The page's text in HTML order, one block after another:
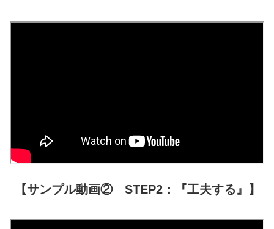
【サンプル動画② STEP2：『工夫する』】